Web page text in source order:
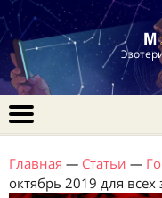
Главная — Статьи —
октябрь 2019 для всех